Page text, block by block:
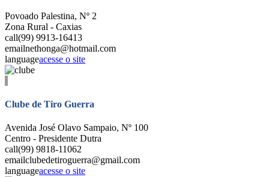
Povoado Palestina, Nº 2
Zona Rural - Caxias
call(99) 9913-16413
emailnethonga@hotmail.com
languageacesse o site
Clube de Tiro Guerra
Avenida José Olavo Sampaio, Nº 100
Centro - Presidente Dutra
call(99) 9818-11062
emailclubedetiroguerra@gmail.com
languageacesse o site